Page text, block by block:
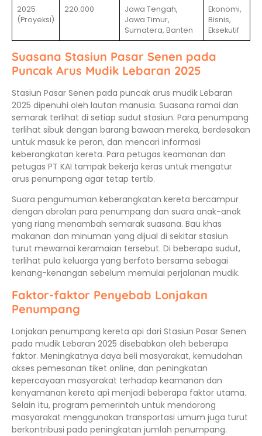
2025
(Proyeksi)
220.000
Jawa Tengah,
Jawa Timur,
Sumatera, Banten
Ekonomi,
Bisnis,
Eksekutif
Suasana Stasiun Pasar Senen pada
Puncak Arus Mudik Lebaran 2025
Stasiun Pasar Senen pada puncak arus mudik Lebaran
2025 dipenuhi oleh lautan manusia. Suasana ramai dan
semarak terlihat di setiap sudut stasiun. Para penumpang
terlihat sibuk dengan barang bawaan mereka, berdesakan
untuk masuk ke peron, dan mencari informasi
keberangkatan kereta. Para petugas keamanan dan
petugas PT KAI tampak bekerja keras untuk mengatur
arus penumpang agar tetap tertib.
Suara pengumuman keberangkatan kereta bercampur
dengan obrolan para penumpang dan suara anak-anak
yang riang menambah semarak suasana. Bau khas
makanan dan minuman yang dijual di sekitar stasiun
turut mewarnai keramaian tersebut. Di beberapa sudut,
terlihat pula keluarga yang berfoto bersama sebagai
kenang-kenangan sebelum memulai perjalanan mudik.
Faktor-faktor Penyebab Lonjakan
Penumpang
Lonjakan penumpang kereta api dari Stasiun Pasar Senen
pada mudik Lebaran 2025 disebabkan oleh beberapa
faktor. Meningkatnya daya beli masyarakat, kemudahan
akses pemesanan tiket online, dan peningkatan
kepercayaan masyarakat terhadap keamanan dan
kenyamanan kereta api menjadi beberapa faktor utama.
Selain itu, program pemerintah untuk mendorong
masyarakat menggunakan transportasi umum juga turut
berkontribusi pada peningkatan jumlah penumpang.